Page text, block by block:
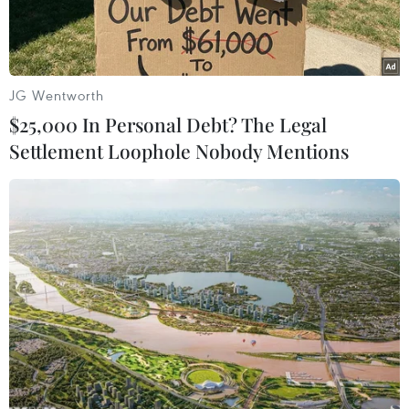
Tuyến cao tốc Thành phố Hồ Chí Minh-Long Thành-Dầu Giây.
(Ảnh: Hoàng Hải/TTXVN)
Nhiều năm qua Chính phủ đã đầu tư vào hạ
tầng giao thông khu vực kinh tế trọng điểm phía
Nam rất lớn, nhưng mạng lưới kết nối giao
JG Wentworth
$25,000 In Personal Debt? The Legal
Settlement Loophole Nobody Mentions